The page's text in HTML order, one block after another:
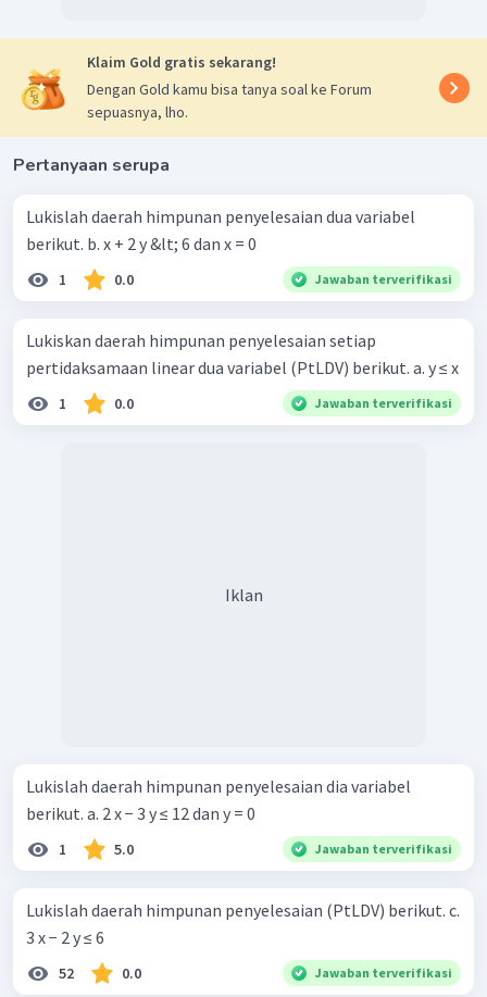
Klaim Gold gratis sekarang!
Dengan Gold kamu bisa tanya soal ke Forum
sepuasnya, lho.
Pertanyaan serupa
Lukislah daerah himpunan penyelesaian dua variabel
berikut. b. x + 2 y &lt; 6 dan x = 0
1 0.0 Jawaban terverifikasi
Lukiskan daerah himpunan penyelesaian setiap
pertidaksamaan linear dua variabel (PtLDV) berikut. a. y ≤ x
1 0.0 Jawaban terverifikasi
Iklan
Lukislah daerah himpunan penyelesaian dia variabel
berikut. a. 2 x − 3 y ≤ 12 dan y = 0
1 5.0 Jawaban terverifikasi
Lukislah daerah himpunan penyelesaian (PtLDV) berikut. c.
3 x − 2 y ≤ 6
52 0.0 Jawaban terverifikasi